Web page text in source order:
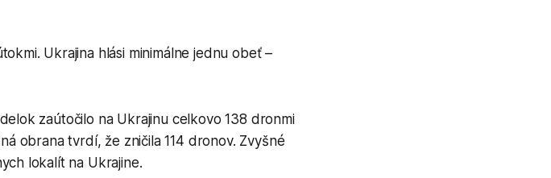
Ukrajina hlási minimálne jednu obeť –
zaútočilo na Ukrajinu celkovo 138 dronmi
obrana tvrdí, že zničila 114 dronov. Zvyšné
lokalít na Ukrajine.